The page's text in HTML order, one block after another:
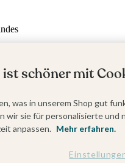
ist schöner mit
was in unserem Shop gut
wir sie für personalisierte
anpassen. Mehr erfahren.